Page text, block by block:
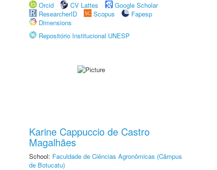
Orcid
CV Lattes
Google Scholar
ResearcherID
Scopus
Fapesp
Dimensions
Repositório Institucional UNESP
Karine Cappuccio de Castro
Magalhães
School: Faculdade de Ciências Agronômicas (Câmpus
de Botucatu)